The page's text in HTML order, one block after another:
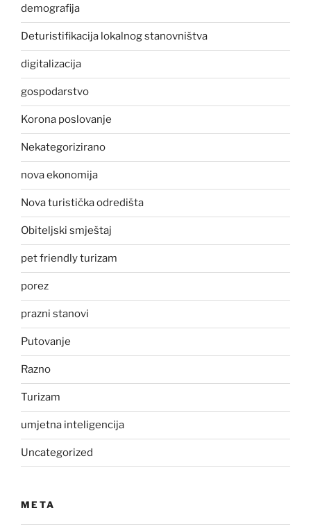
demografija
Deturistifikacija lokalnog stanovništva
digitalizacija
gospodarstvo
Korona poslovanje
Nekategorizirano
nova ekonomija
Nova turistička odredišta
Obiteljski smještaj
pet friendly turizam
porez
prazni stanovi
Putovanje
Razno
Turizam
umjetna inteligencija
Uncategorized
META